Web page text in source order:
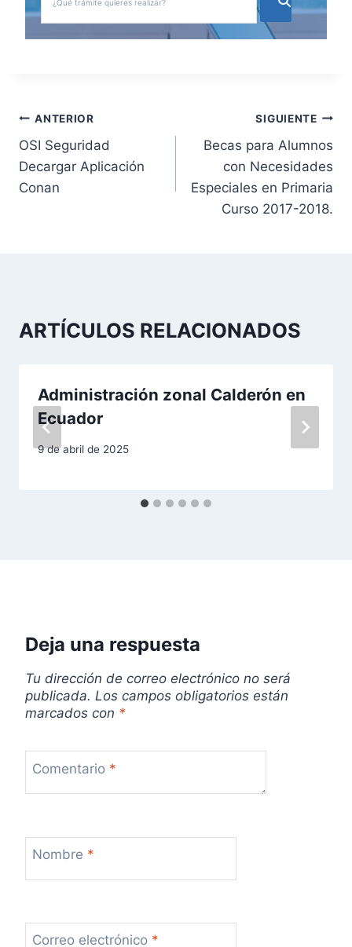
N
a
v
c
a
d
a
s
ANTERIOR
OSI Seguridad
Decargar Aplicación
Conan
SIGUIENTE
Becas para Alumnos
con Necesidades
Especiales en Primaria
Curso 2017-2018.
ARTÍCULOS RELACIONADOS
Administración zonal Calderón en
Ecuador
9 de abril de 2025
Deja una respuesta
Tu dirección de correo electrónico no será
publicada. Los campos obligatorios están
marcados con *
Comentario *
Nombre *
Correo electrónico *